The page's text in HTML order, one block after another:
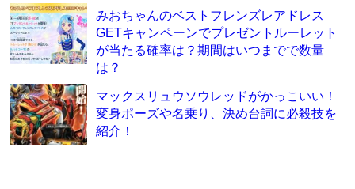
みおちゃんのベストフレンズレアドレス
GETキャンペーンでプレゼントルーレット
が当たる確率は？期間はいつまでで数量
は？
マックスリュウソウレッドがかっこいい！
変身ポーズや名乗り、決め台詞に必殺技を
紹介！